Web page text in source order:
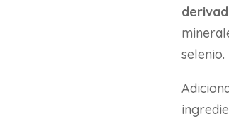
selenio.